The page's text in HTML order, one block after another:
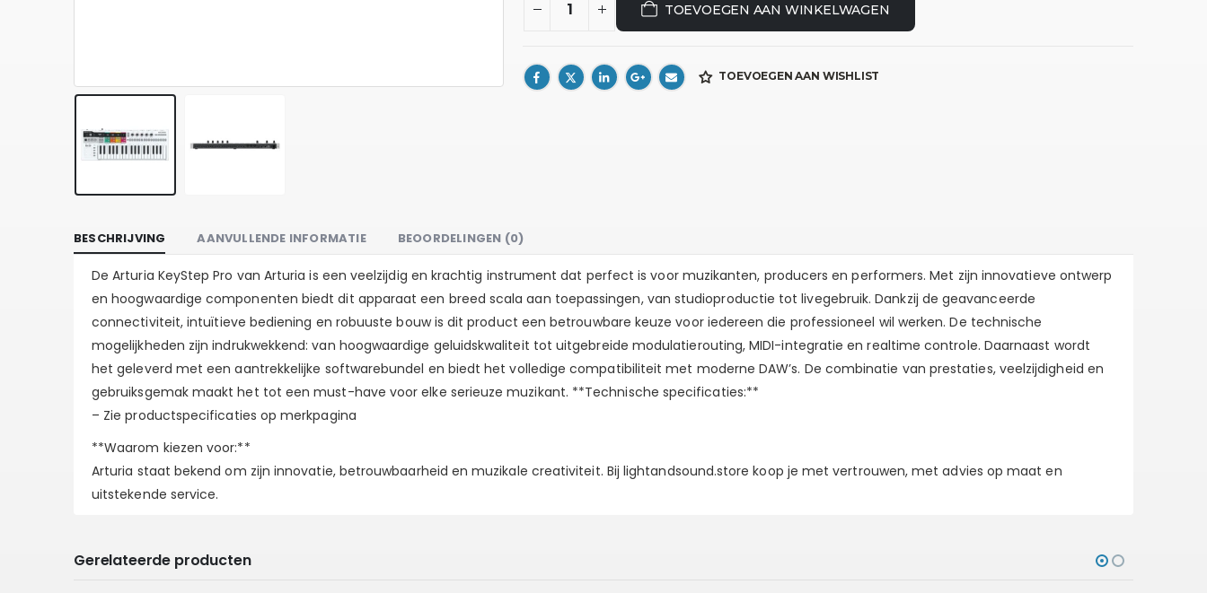
TOEVOEGEN AAN WINKELWAGEN
TOEVOEGEN AAN WISHLIST
BESCHRIJVING AANVULLENDE INFORMATIE BEOORDELINGEN (0)
De Arturia KeyStep Pro van Arturia is een veelzijdig en krachtig instrument dat perfect is voor muzikanten, producers en performers. Met zijn innovatieve ontwerp
en hoogwaardige componenten biedt dit apparaat een breed scala aan toepassingen, van studioproductie tot livegebruik. Dankzij de geavanceerde
connectiviteit, intuïtieve bediening en robuuste bouw is dit product een betrouwbare keuze voor iedereen die professioneel wil werken. De technische
mogelijkheden zijn indrukwekkend: van hoogwaardige geluidskwaliteit tot uitgebreide modulatierouting, MIDI-integratie en realtime controle. Daarnaast wordt
het geleverd met een aantrekkelijke softwarebundel en biedt het volledige compatibiliteit met moderne DAW’s. De combinatie van prestaties, veelzijdigheid en
gebruiksgemak maakt het tot een must-have voor elke serieuze muzikant. **Technische specificaties:**
– Zie productspecificaties op merkpagina
**Waarom kiezen voor:**
Arturia staat bekend om zijn innovatie, betrouwbaarheid en muzikale creativiteit. Bij lightandsound.store koop je met vertrouwen, met advies op maat en
uitstekende service.
Gerelateerde producten